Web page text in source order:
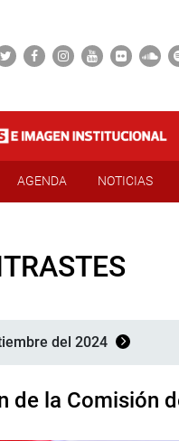
AGENDA NOTICIAS
del 2024
de la Comisión